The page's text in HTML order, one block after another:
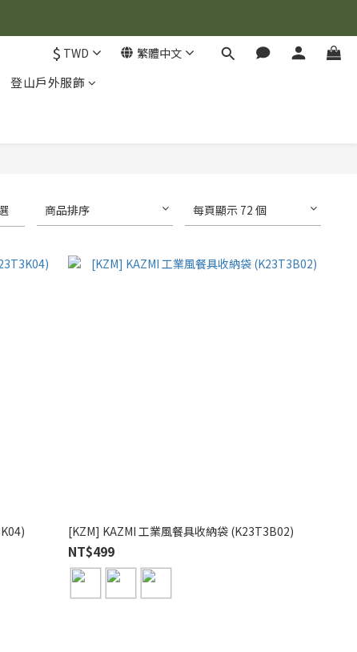
$ TWD 繁體中文
登山戶外服飾
商品排序 每頁顯示 72 個
[KZM] KAZMI 工業風餐具收納袋 (K23T3B02)
NT$499